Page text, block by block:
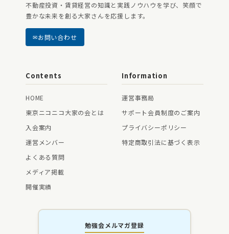
不動産投資・賃貸経営の知識と実践ノウハウを学び、笑顔で
豊かな未来を創る大家さんを応援します。
お問い合わせ
Contents
HOME
東京ニコニコ大家の会とは
入会案内
運営メンバー
よくある質問
メディア掲載
開催実績
Information
運営事務局
サポート会員制度のご案内
プライバシーポリシー
特定商取引法に基づく表示
勉強会メルマガ登録